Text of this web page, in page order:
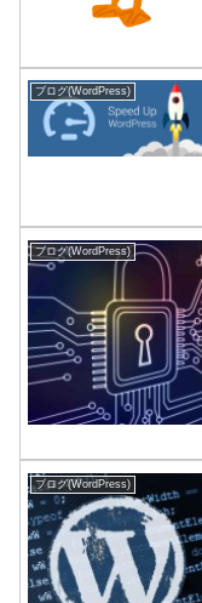
ブログ(WordPress)
ブログ(WordPress)
ブログ(WordPress)